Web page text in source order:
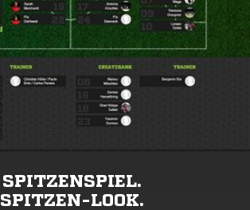
SPITZENSPIEL.
SPITZEN-LOOK.